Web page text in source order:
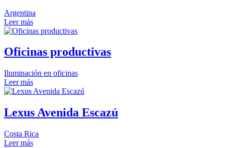
Argentina
Leer más
Oficinas productivas
Iluminación en oficinas
Leer más
Lexus Avenida Escazú
Costa Rica
Leer más